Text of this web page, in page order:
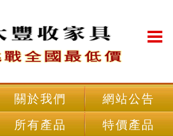
關於我們
網站公告
所有產品
特價產品